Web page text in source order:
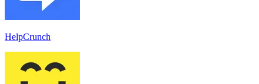
HelpCrunch